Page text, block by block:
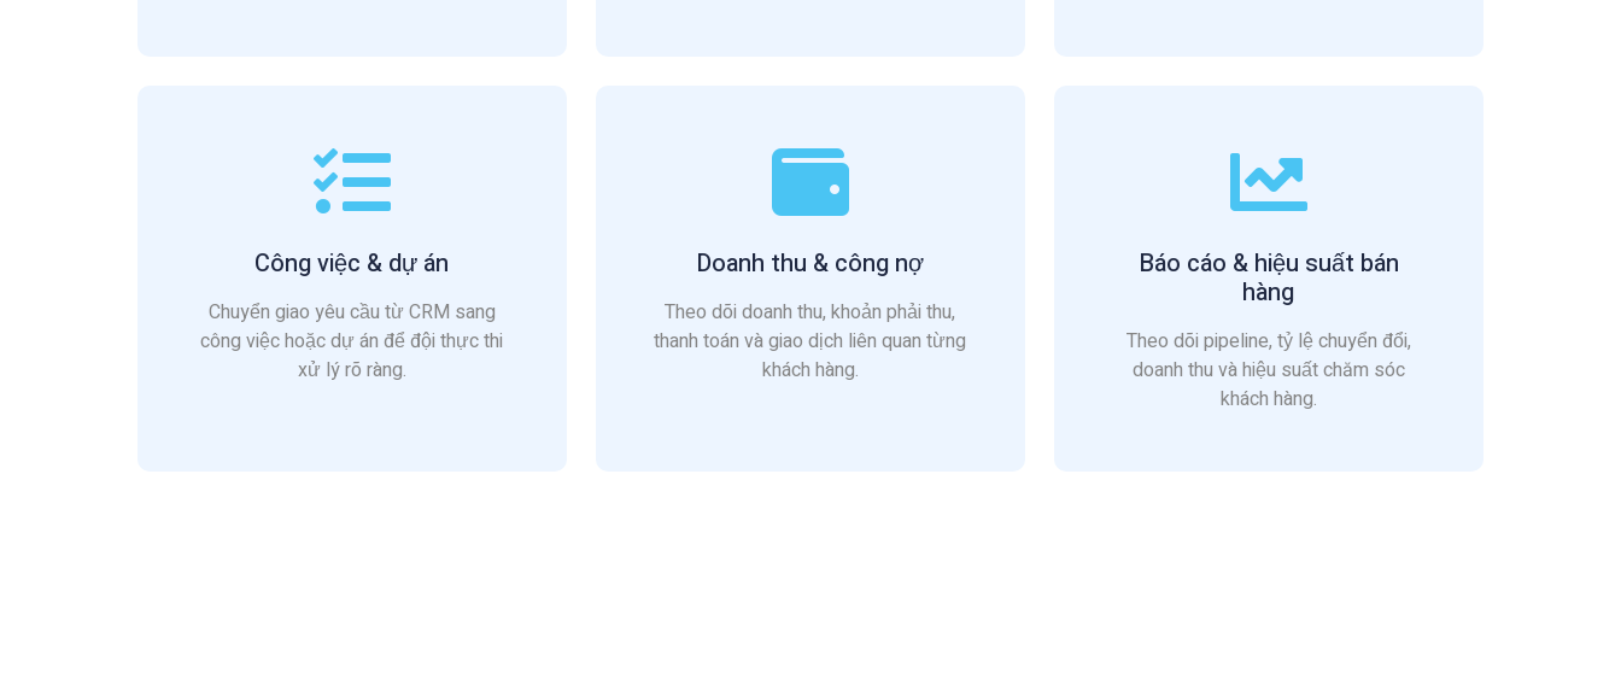
Công việc & dự án
Chuyển giao yêu cầu từ CRM sang
công việc hoặc dự án để đội thực thi
xử lý rõ ràng.
Doanh thu & công nợ
Theo dõi doanh thu, khoản phải thu,
thanh toán và giao dịch liên quan từng
khách hàng.
Báo cáo & hiệu suất bán
hàng
Theo dõi pipeline, tỷ lệ chuyển đổi,
doanh thu và hiệu suất chăm sóc
khách hàng.